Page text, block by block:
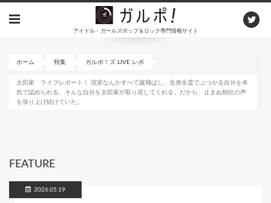
アイドル・ガールズポップ＆ロック専門情報サイト
ホーム 特集 ガルポ！ズ LIVE レポ
太田家 ライブレポート！ 現実なんかすべて蹴飛ばし、全身全霊でぶつかる自分を本
気で認められる、そんな自分を太田家が取り戻してくれる。だから、止まぬ熱狂の声
を張り上げ続けていた。
FEATURE
2026.05.19